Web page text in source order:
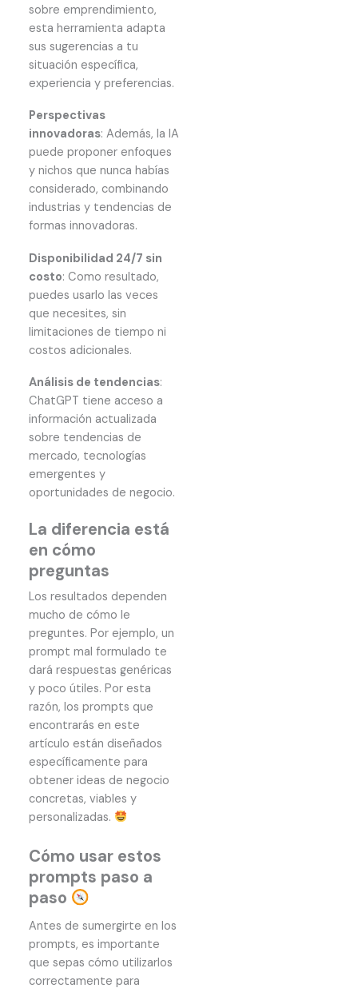
sobre emprendimiento,
esta herramienta adapta
sus sugerencias a tu
situación específica,
experiencia y preferencias.
Perspectivas
innovadoras: Además, la IA
puede proponer enfoques
y nichos que nunca habías
considerado, combinando
industrias y tendencias de
formas innovadoras.
Disponibilidad 24/7 sin
costo: Como resultado,
puedes usarlo las veces
que necesites, sin
limitaciones de tiempo ni
costos adicionales.
Análisis de tendencias:
ChatGPT tiene acceso a
información actualizada
sobre tendencias de
mercado, tecnologías
emergentes y
oportunidades de negocio.
La diferencia está
en cómo
preguntas
Los resultados dependen
mucho de cómo le
preguntes. Por ejemplo, un
prompt mal formulado te
dará respuestas genéricas
y poco útiles. Por esta
razón, los prompts que
encontrarás en este
artículo están diseñados
específicamente para
obtener ideas de negocio
concretas, viables y
personalizadas.
Cómo usar estos
prompts paso a
paso
Antes de sumergirte en los
prompts, es importante
que sepas cómo utilizarlos
correctamente para